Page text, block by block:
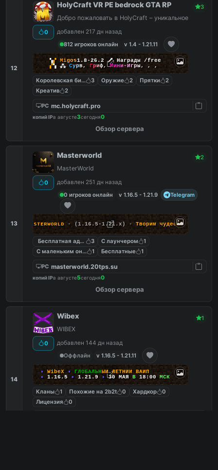
12
0
HolyCraft VR PE bedrock GTA RP 3
Добро пожаловать в HolyCraft – уникальное
добавлен 217 дн назад
812 игроков онлайн
v 1.4 - 1.21.11
▚▞ Migos1.8-26.2🗡 Награды /free
▞▚ ⁂ Сурв, Гриф,Мини-Игры, , ,
Королевская битва3 Оружие 2 Прятки
2
Креатив
2
PC mc.holycraft.pro
копий IPв августе3сегодня0
Обзор сервера
13
0
Masterworld 2
MasterWorld
добавлен 251 дн назад
0 игроков онлайн
v 1.16.5 - 1.21.9 Telegram
ᴍᴀsᴛᴇʀᴡᴏʀʟᴅ ▪ (1.16.5-1.21.x) ▪ Творим чудеса!
Бесплатная админка
3 С лаунчером
1
С маленьким онлайном
1 Бесплатные 1
PC masterworld.20tps.su
копий IPв августе5сегодня0
Обзор сервера
14
0
Wibex 1
WIBEX
добавлен 144 дн назад
Оффлайн
v 1.16.5 - 1.21.11
• WibeX • ГЛОБАЛЬНЫЙ ЛЕТНИЙ ВАЙП
• 1.16.5 • 1.21.9 • 30 МАЯ В 18:00 МСК
Кланы 1 Похожие на 2b2t 0 Хардкор
0
Лицензия
0